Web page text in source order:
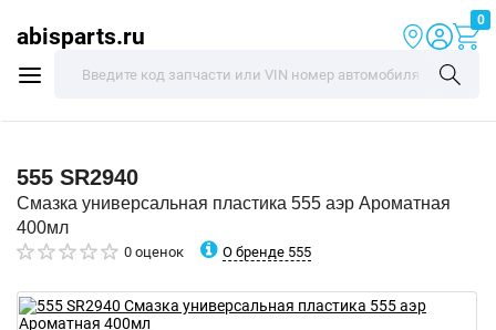
abisparts.ru
0
555 SR2940
Смазка универсальная пластика 555 аэр Ароматная
400мл
0 оценок О бренде 555